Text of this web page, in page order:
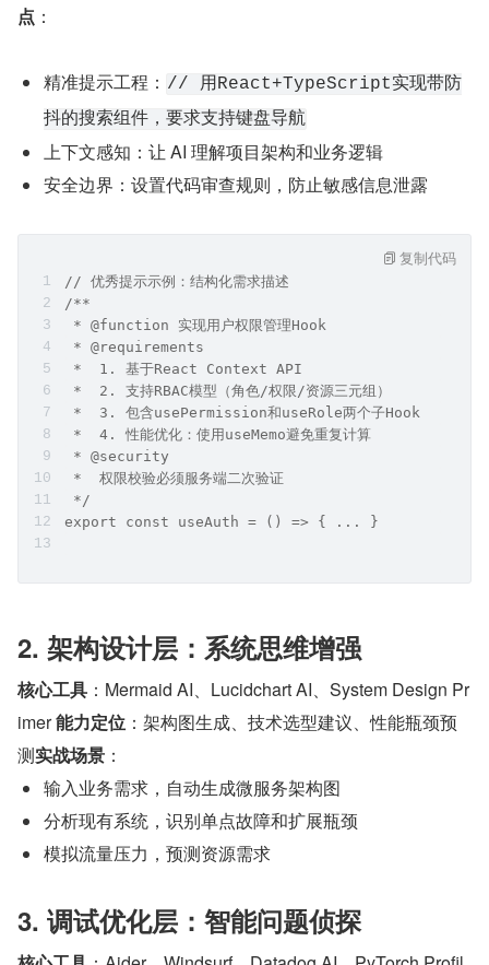
点 ：
精准提示工程： // 用React+TypeScript实现带防
抖的搜索组件，要求支持键盘导航
上下文感知：让 AI 理解项目架构和业务逻辑
安全边界：设置代码审查规则，防止敏感信息泄露
// 优秀提示示例：结构化需求描述
/**
* @function 实现用户权限管理Hook
* @requirements
*  1. 基于React Context API
*  2. 支持RBAC模型（角色/权限/资源三元组）
*  3. 包含usePermission和useRole两个子Hook
*  4. 性能优化：使用useMemo避免重复计算
* @security
*  权限校验必须服务端二次验证
*/
export const useAuth = () => { ... }
复制代码
2. 架构设计层：系统思维增强
核心工具 ：Mermaid AI、Lucidchart AI、System Design Pr
imer 能力定位 ：架构图生成、技术选型建议、性能瓶颈预
测实战场景 ：
输入业务需求，自动生成微服务架构图
分析现有系统，识别单点故障和扩展瓶颈
模拟流量压力，预测资源需求
3. 调试优化层：智能问题侦探